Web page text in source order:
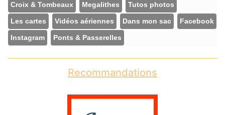
Croix & Tombeaux Megalithes Tutos photos
Les cartes Vidéos aériennes Dans mon sac Facebook
Instagram Ponts & Passerelles
Recommandations